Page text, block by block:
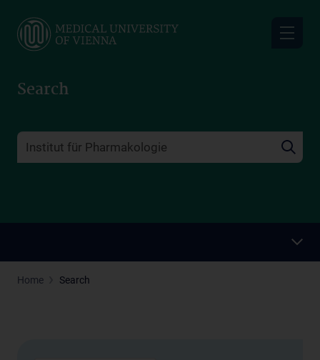
main
Search
Home Search